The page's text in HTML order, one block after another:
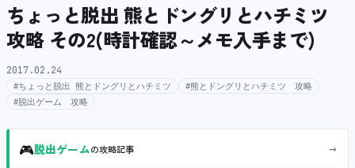
ちょっと脱出 熊とドングリとハチミツ
攻略 その2(時計確認～メモ入手まで)
2017.02.24
#ちょっと脱出 熊とドングリとハチミツ
#熊とドングリとハチミツ 攻略
#脱出ゲーム 攻略
🎮脱出ゲームの攻略記事 →